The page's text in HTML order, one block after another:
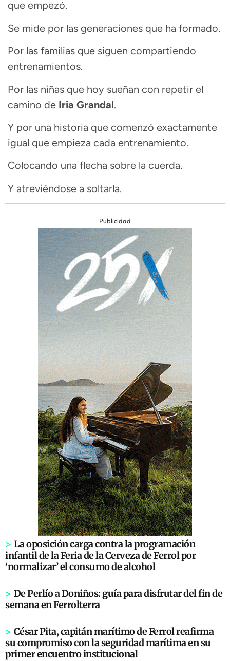
que empezó.
Se mide por las generaciones que ha formado.
Por las familias que siguen compartiendo
entrenamientos.
Por las niñas que hoy sueñan con repetir el
camino de Iria Grandal.
Y por una historia que comenzó exactamente
igual que empieza cada entrenamiento.
Colocando una flecha sobre la cuerda.
Y atreviéndose a soltarla.
Publicidad
> La oposición carga contra la programación
infantil de la Feria de la Cerveza de Ferrol por
‘normalizar’ el consumo de alcohol
> De Perlío a Doniños: guía para disfrutar del fin de
semana en Ferrolterra
> César Pita, capitán marítimo de Ferrol reafirma
su compromiso con la seguridad marítima en su
primer encuentro institucional